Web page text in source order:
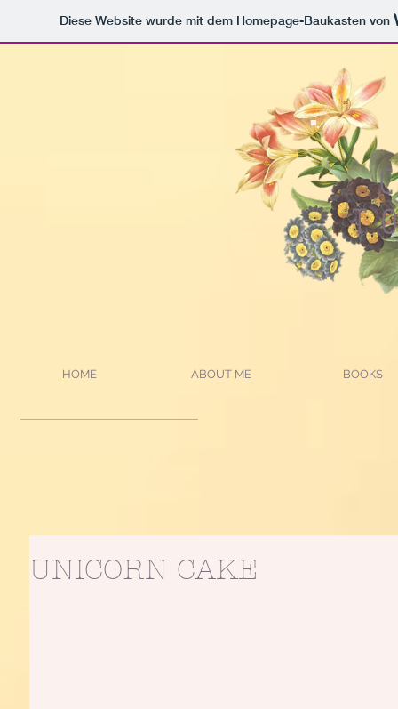
Diese Website wurde mit dem Homepage-Baukasten von
HOME ABOUT ME BOOKS
UNICORN CAKE